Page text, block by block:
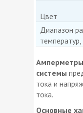
Цвет
Диапазон
температур,
Амперметры
системы
тока и
тока.
Основные